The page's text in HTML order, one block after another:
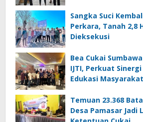
Sangka Suci
Perkara, Tanah 2,8
Dieksekusi
Bea Cukai
IJTI, Perkuat
Edukasi Masyarakat
Temuan 23.368
Desa Pamasar Jadi